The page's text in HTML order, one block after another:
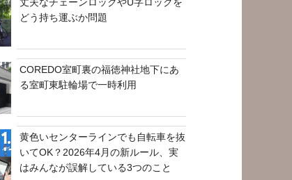
どう持ち運ぶか問題
COREDO室町裏の福徳神社地下にあ
る室町東駐輪場で一時利用
黄色いセンターラインでも自転車を抜
いてOK？2026年4月の新ルール、実
はみんなが誤解している3つのこと